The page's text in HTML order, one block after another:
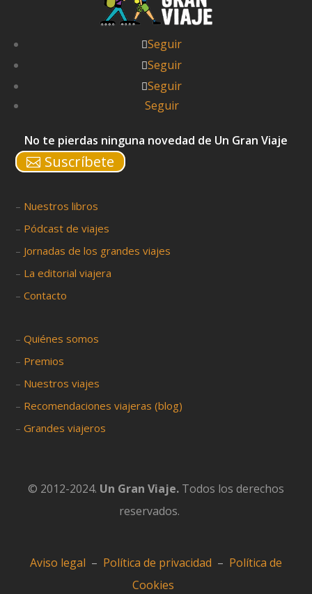
Seguir
Seguir
Seguir
Seguir
No te pierdas ninguna novedad de Un Gran Viaje
Suscríbete
– Nuestros libros
– Pódcast de viajes
– Jornadas de los grandes viajes
– La editorial viajera
–Contacto
–Quiénes somos
– Premios
– Nuestros viajes
– Recomendaciones viajeras (blog)
–Grandes viajeros
© 2012-2024. Un Gran Viaje. Todos los derechos
reservados.
Aviso legal – Política de privacidad – Política de
Cookies